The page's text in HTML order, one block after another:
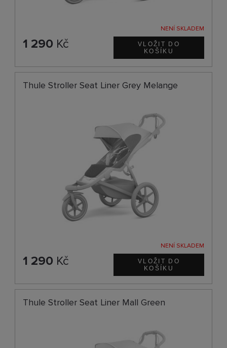
NENÍ SKLADEM
1 290 Kč
Thule Stroller Seat Liner Grey Melange
NENÍ SKLADEM
1 290 Kč
Thule Stroller Seat Liner Mall Green